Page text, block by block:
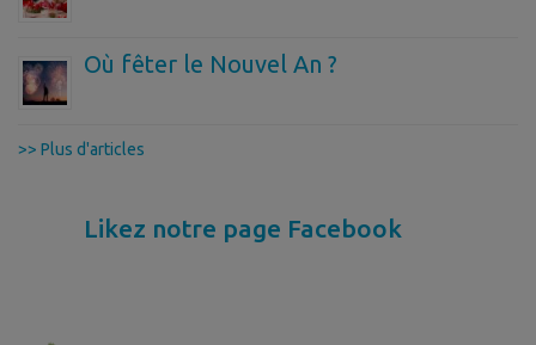
Où fêter le Nouvel An ?
>> Plus d'articles
Likez notre page Facebook